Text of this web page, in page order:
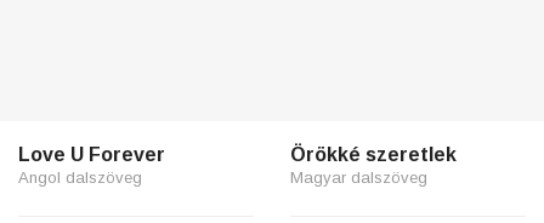
Love U Forever
Angol dalszöveg
Örökké szeretlek
Magyar dalszöveg